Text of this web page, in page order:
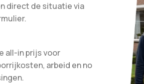
direct de situatie via
all-in prijs voor
arbeid en no